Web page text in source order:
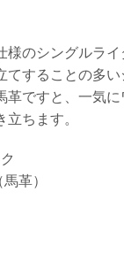
のシングルライ
てすることの多
革ですと、一気
ちます。
革）